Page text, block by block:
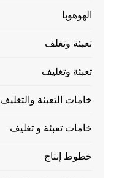
الهوهوبا
تعبئة وتغلف
تعبئة وتغليف
خامات التعبئة والتغليف
خامات تعبئة و تغليف
خطوط إنتاج